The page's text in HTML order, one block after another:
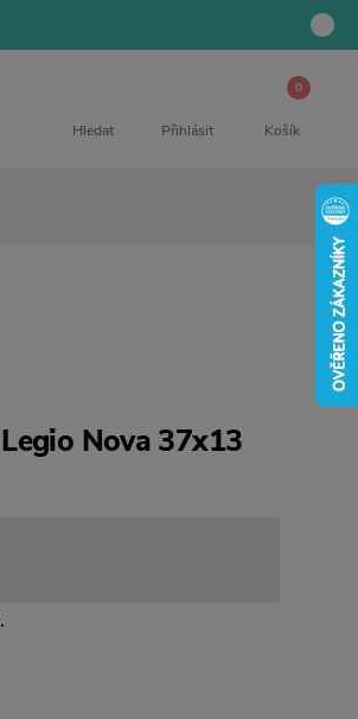
Hledat Přihlásit
0
Košík
Nova 37x13